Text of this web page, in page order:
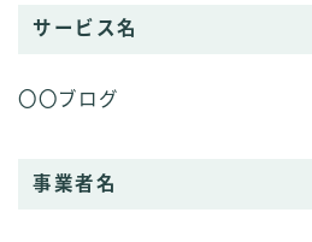
サービス名
〇〇ブログ
事業者名